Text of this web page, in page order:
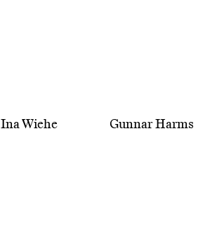
Ina Wiehe Gunnar Harms